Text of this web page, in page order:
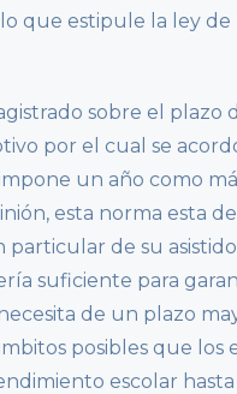
que estipule la ley
sobre el plazo
por el cual se
un año como
esta norma esta
de su
suficiente para
de un plazo
posibles que
escolar